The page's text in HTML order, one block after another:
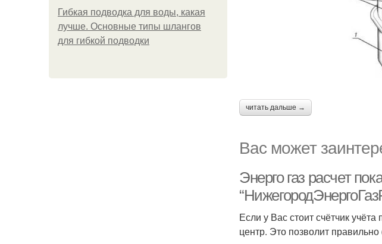
Гибкая подводка для воды, какая
лучше. Основные типы шлангов
для гибкой подводки
читать дальше →
Вас может
Энерго газ расчет
Если у Вас стоит счётчик
центр. Это позволит